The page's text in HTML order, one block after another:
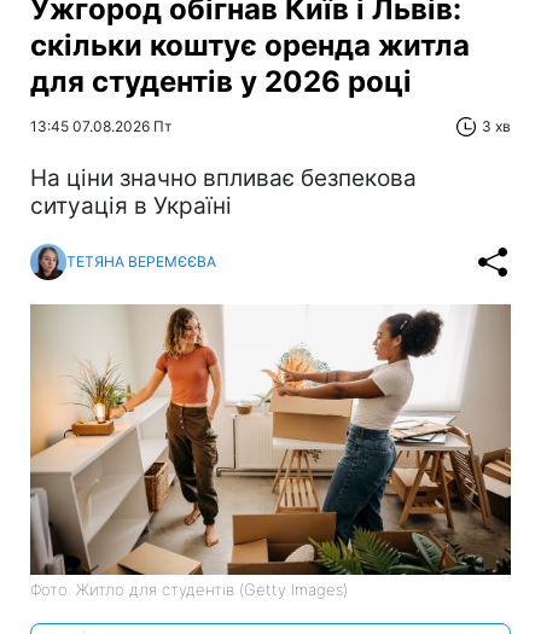
Ужгород обігнав Київ і Львів:
скільки коштує оренда житла
для студентів у 2026 році
13:45 07.08.2026 Пт 3 хв
На ціни значно впливає безпекова
ситуація в Україні
ТЕТЯНА ВЕРЕМЄЄВА
Фото: Житло для студентів (Getty Images)